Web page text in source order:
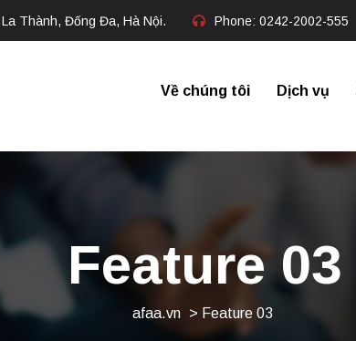
Thành, Đống Đa, Hà Nội. Phone: 0242-2002-555​
Về chúng tôi Dịch vụ
Feature 03
afaa.vn > Feature 03